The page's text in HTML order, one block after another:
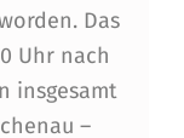
Das
Uhr nach
insgesamt
–